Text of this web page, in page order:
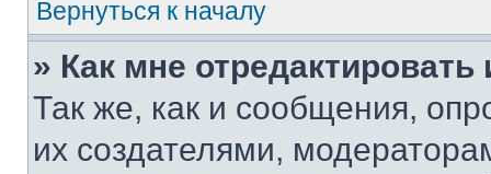
Вернуться к началу
» Как мне
Так же, как и сообщения,
их создателями,